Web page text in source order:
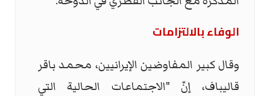
الوفاء بالالتزامات
وقال كبير المفاوضين الإيرانيين، محمد باقر
قاليباف، إنّ "الاجتماعات الحالية التي